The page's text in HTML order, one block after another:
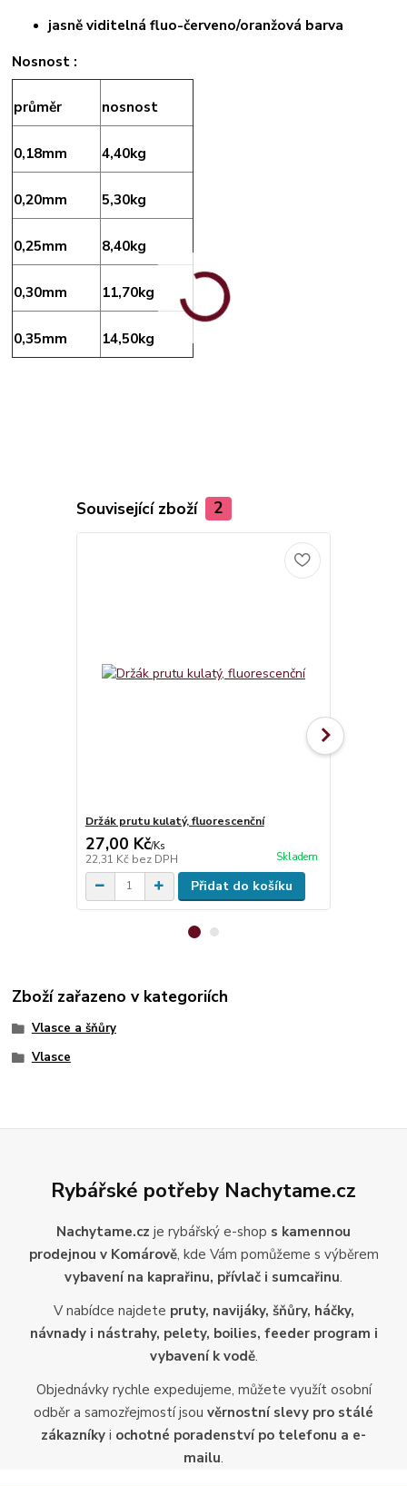
jasně viditelná fluo-červeno/oranžová barva
Nosnost :
průměr nosnost
0,18mm 4,40kg
0,20mm 5,30kg
0,25mm 8,40kg
0,30mm 11,70kg
0,35mm 14,50kg
Související zboží 2
Držák prutu kulatý, fluorescenční
27,00 Kč/Ks
22,31 Kč bez DPH Skladem
Přidat do košíku
Zboží zařazeno v kategoriích
Vlasce a šňůry
Vlasce
Rybářské potřeby Nachytame.cz
Nachytame.cz je rybářský e-shop s kamennou
prodejnou v Komárově, kde Vám pomůžeme s výběrem
vybavení na kaprařinu, přívlač i sumcařinu.
V nabídce najdete pruty, navijáky, šňůry, háčky,
návnady i nástrahy, pelety, boilies, feeder program i
vybavení k vodě.
Objednávky rychle expedujeme, můžete využít osobní
odběr a samozřejmostí jsou věrnostní slevy pro stálé
zákazníky i ochotné poradenství po telefonu a e-
mailu.